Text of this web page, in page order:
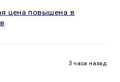
цена повышена в
3 часа назад